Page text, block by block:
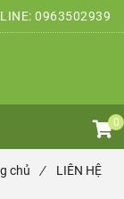
0963502939
0
chủ / LIÊN HỆ